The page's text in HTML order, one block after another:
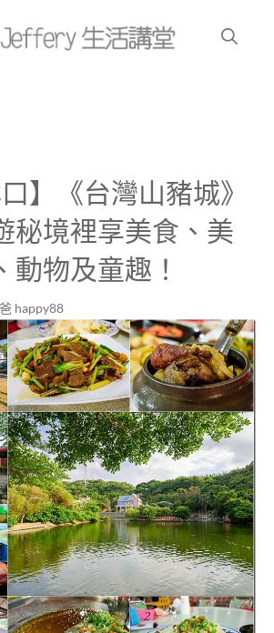
口】《台灣山豬城》
秘境裡享美食、美
動物及童趣！
05-30 | 樂爸 happy88
happy88